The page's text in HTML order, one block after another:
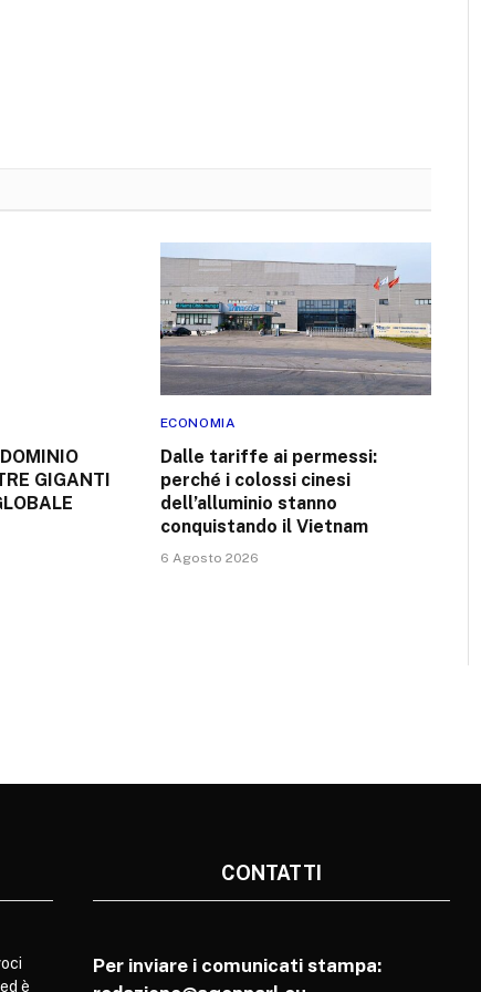
GIGANTI
ECONOMIA
Dalle tariffe ai permessi:
perché i colossi cinesi
dell’alluminio stanno
conquistando il Vietnam
6 Agosto 2026
è
CONTATTI
Per inviare i comunicati stampa: